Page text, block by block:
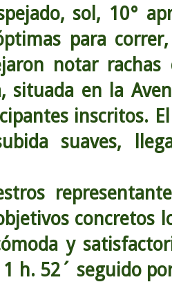
sol, 10°
para
notar
situada en la
inscritos.
suaves,
concretos
y
h. 52´ seguido